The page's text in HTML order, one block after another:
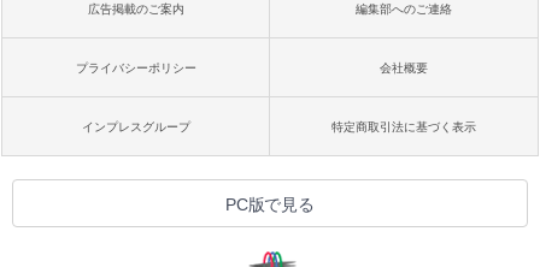
広告掲載のご案内 編集部へのご連絡
プライバシーポリシー 会社概要
インプレスグループ 特定商取引法に基づく表示
PC版で見る